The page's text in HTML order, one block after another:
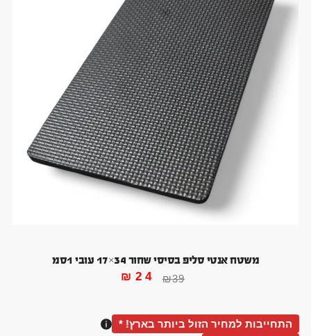
משטח אנטי סליפ בסיסי שחור 34×17 עובי 1סמ
₪39
₪ 24
התחייבות למחיר הזול ביותר בארץ! *